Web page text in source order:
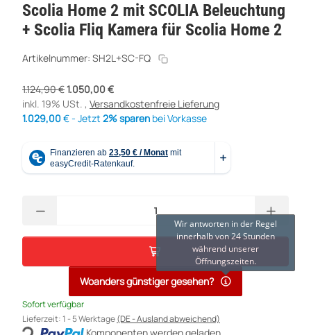
Scolia Home 2 mit SCOLIA Beleuchtung
+ Scolia Fliq Kamera für Scolia Home 2
Artikelnummer: SH2L+SC-FQ
1.124,90 €1.050,00 €
inkl. 19% USt. , Versandkostenfreie Lieferung
1.029,00€ - Jetzt 2% sparen bei Vorkasse
Woanders günstiger gesehen?
Wir antworten in der Regel
innerhalb von 24 Stunden
während unserer
Öffnungszeiten.
Sofort verfügbar
Lieferzeit:1 - 5 Werktage(DE - Ausland abweichend)
Loading...